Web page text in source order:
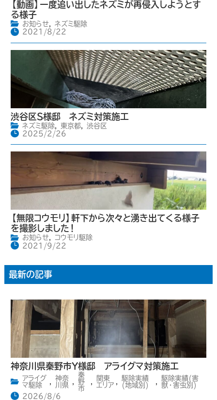
【動画】一度追い出したネズミが再侵入しようとす
る様子
お知らせ,
ネズミ駆除
2021/8/22
渋谷区S様邸 ネズミ対策施工
ネズミ駆除, 東京都,
渋谷区
2025/2/26
【無限コウモリ】軒下から次々と湧き出てくる様子
を撮影しました！
お知らせ,
コウモリ駆除
2021/9/22
最新の記事
神奈川県秦野市Y様邸 アライグマ対策施工
アライグ
マ駆除
,
神奈
川県 ,
秦
野
市
,
関東
エリア ,
駆除実績
(地域別)
,
駆除実績(害
獣・害虫別)
2026/8/6